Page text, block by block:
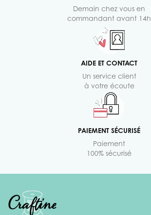
Demain chez vous en
commandant avant 14h
AIDE ET CONTACT
Un service client
à votre écoute
PAIEMENT SÉCURISÉ
Paiement
100% sécurisé